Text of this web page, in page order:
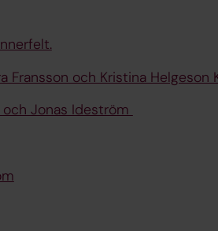
Fransson och Kristina Helgeson
Jonas Ideström